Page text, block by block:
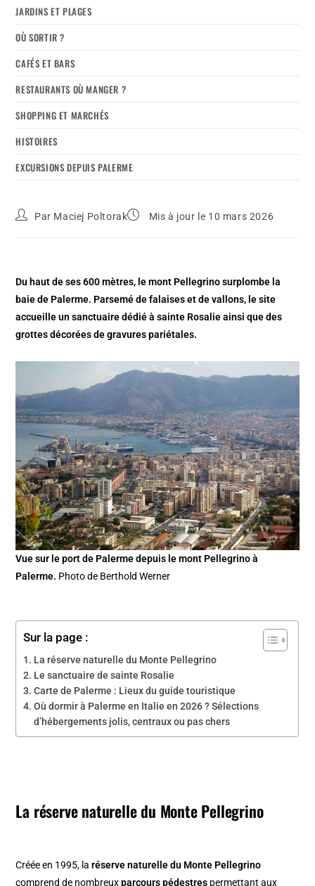
JARDINS ET PLAGES
OÙ SORTIR ?
CAFÉS ET BARS
RESTAURANTS OÙ MANGER ?
SHOPPING ET MARCHÉS
HISTOIRES
EXCURSIONS DEPUIS PALERME
Par Maciej Poltorak Mis à jour le 10 mars 2026
Du haut de ses 600 mètres, le mont Pellegrino surplombe la
baie de Palerme. Parsemé de falaises et de vallons, le site
accueille un sanctuaire dédié à sainte Rosalie ainsi que des
grottes décorées de gravures pariétales.
Vue sur le port de Palerme depuis le mont Pellegrino à
Palerme. Photo de Berthold Werner
Sur la page :
La réserve naturelle du Monte Pellegrino
Le sanctuaire de sainte Rosalie
Carte de Palerme : Lieux du guide touristique
Où dormir à Palerme en Italie en 2026 ? Sélections
d’hébergements jolis, centraux ou pas chers
La réserve naturelle du Monte Pellegrino
Créée en 1995, laréserve naturelle du Monte Pellegrino
comprend de nombreuxparcours pédestres permettant aux